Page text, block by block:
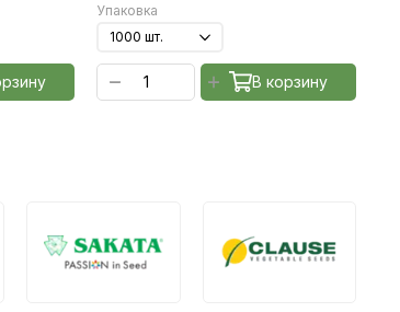
Упаковка
В корзину